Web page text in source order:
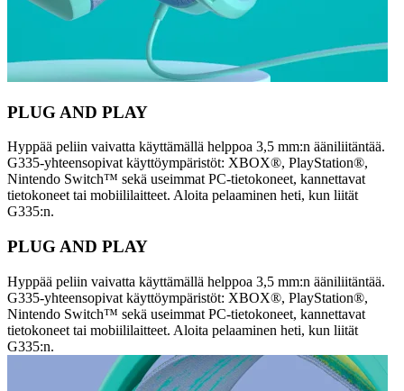
PLUG AND PLAY
Hyppää peliin vaivatta käyttämällä helppoa 3,5 mm:n ääniliitäntää.
G335-yhteensopivat käyttöympäristöt: XBOX®, PlayStation®,
Nintendo Switch™ sekä useimmat PC-tietokoneet, kannettavat
tietokoneet tai mobiililaitteet. Aloita pelaaminen heti, kun liität
G335:n.
PLUG AND PLAY
Hyppää peliin vaivatta käyttämällä helppoa 3,5 mm:n ääniliitäntää.
G335-yhteensopivat käyttöympäristöt: XBOX®, PlayStation®,
Nintendo Switch™ sekä useimmat PC-tietokoneet, kannettavat
tietokoneet tai mobiililaitteet. Aloita pelaaminen heti, kun liität
G335:n.